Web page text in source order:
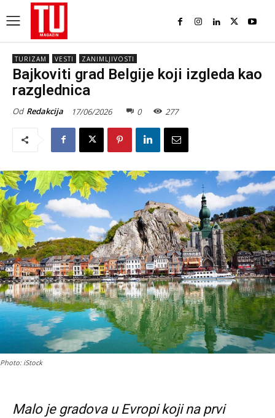
TURIZAM VESTI ZANIMLJIVOSTI
Bajkoviti grad Belgije koji izgleda kao
razglednica
Od Redakcija 17/06/2026 0 277
Photo: iStock
Malo je gradova u Evropi koji na prvi